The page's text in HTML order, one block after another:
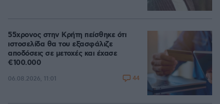
55χρονος στην Κρήτη πείσθηκε ότι
ιστοσελίδα θα του εξασφάλιζε
αποδόσεις σε μετοχές και έχασε
€100.000
06.08.2026, 11:01 44